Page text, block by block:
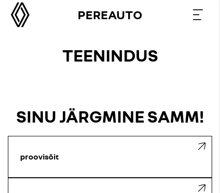
PEREAUTO
TEENINDUS
SINU JÄRGMINE SAMM!
proovisõit